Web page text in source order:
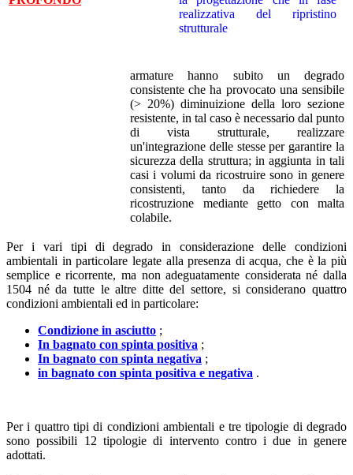
armature hanno subito un degrado
consistente che ha provocato una sensibile
(> 20%) diminuizione della loro sezione
resistente, in tal caso è necessario dal punto
di vista strutturale, realizzare
un'integrazione delle stesse per garantire la
sicurezza della struttura; in aggiunta in tali
casi i volumi da ricostruire sono in genere
consistenti, tanto da richiedere la
ricostruzione mediante getto con malta
colabile.
Per i vari tipi di degrado in considerazione delle condizioni
ambientali in particolare legate alla presenza di acqua, che è la più
semplice e ricorrente, ma non adeguatamente considerata né dalla
1504 né da tutte le altre ditte del settore, si considerano quattro
condizioni ambientali ed in particolare:
Condizione in asciutto ;
In bagnato con spinta positiva ;
In bagnato con spinta negativa ;
in bagnato con spinta positiva e negativa .
Per i quattro tipi di condizioni ambientali e tre tipologie di degrado
sono possibili 12 tipologie di intervento contro i due in genere
adottati.